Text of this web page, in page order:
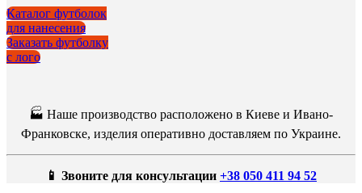
Каталог футболок
для нанесения
Заказать футболку
с лого
🏭 Наше производство расположено в Киеве и Ивано-
Франковске, изделия оперативно доставляем по Украине.
📱 Звоните для консультации +38 050 411 94 52